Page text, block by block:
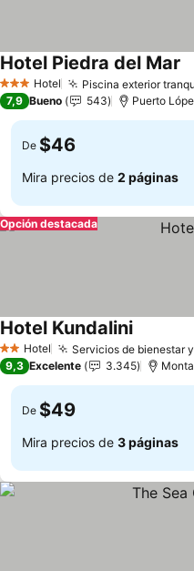
3 Estrellas
Hotel Piscina exterior
Hotel Piedra del Mar
7,9 Bueno 543 Puerto
De $46
Mira precios de 2 páginas
Opción destacada
2 Estrellas
Hotel Servicios de bienestar
Hotel KundaliniVer
9,3 Excelente 3.345
De $49
Mira precios de 3 páginas